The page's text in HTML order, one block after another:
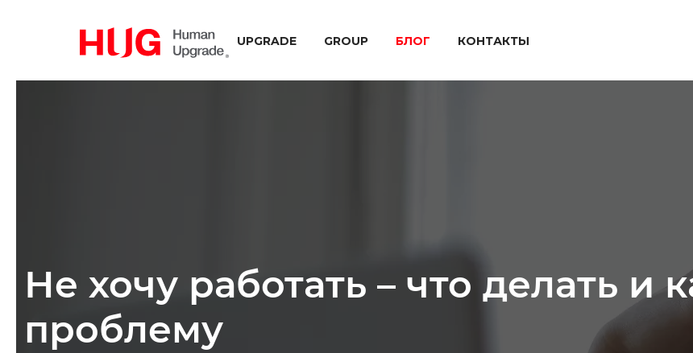
UPGRADE GROUP БЛОГ КОНТАКТЫ
Не хочу работать – что делать и
проблему